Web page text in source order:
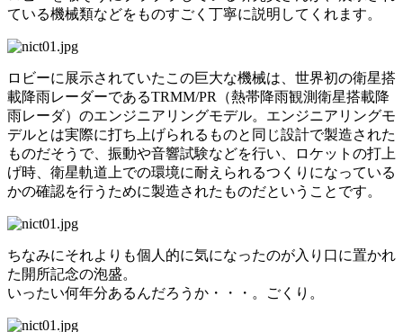
ている機械類などをものすごく丁寧に説明してくれます。
ロビーに展示されていたこの巨大な機械は、世界初の衛星搭
載降雨レーダーであるTRMM/PR（熱帯降雨観測衛星搭載降
雨レーダ）のエンジニアリングモデル。エンジニアリングモ
デルとは実際に打ち上げられるものと同じ設計で製造された
ものだそうで、振動や音響試験などを行い、ロケットの打上
げ時、衛星軌道上での環境に耐えられるつくりになっている
かの確認を行うために製造されたものだということです。
ちなみにそれよりも個人的に気になったのが入り口に置かれ
た開所記念の泡盛。
いったい何年分あるんだろうか・・・。ごくり。